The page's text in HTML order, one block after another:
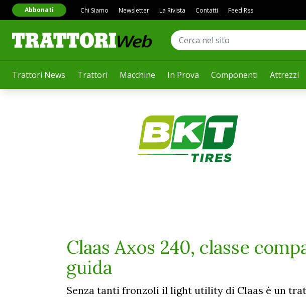
Trattori News Trattori Macchine In Prova Componenti Attrezzi
Abbonati Chi Siamo Newsletter La Rivista Contatti Feed Rss
Claas Axos 240, classe
guida
Senza tanti fronzoli il light utility di Claas è un